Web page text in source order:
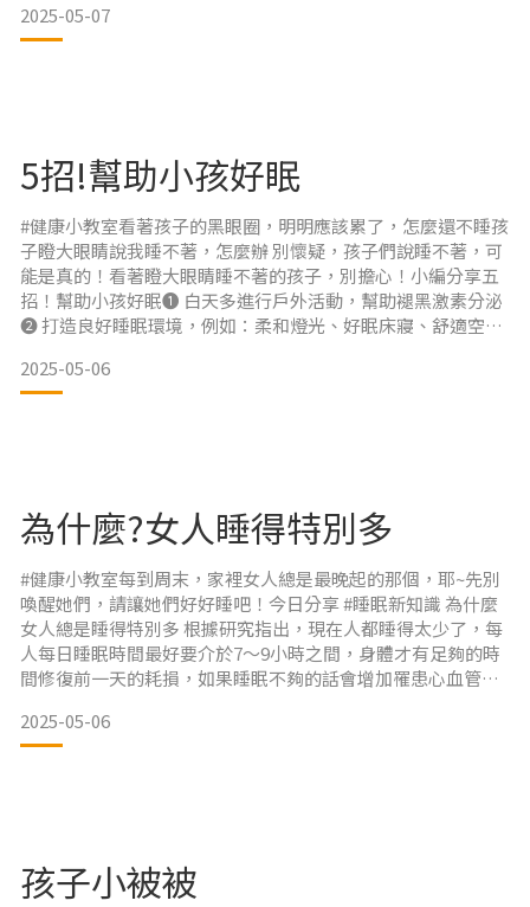
間。而週末和假日雖可以稍微睡晚一點，但勿超過1小時囉。小
孩們的睡眠真是太重要了
2025-05-07
5招!幫助小孩好眠
#健康小教室看著孩子的黑眼圈，明明應該累了，怎麼還不睡孩
子瞪大眼睛說我睡不著，怎麼辦 別懷疑，孩子們說睡不著，可
能是真的！看著瞪大眼睛睡不著的孩子，別擔心！小編分享五
招！幫助小孩好眠❶ 白天多進行戶外活動，幫助褪黑激素分泌
❷ 打造良好睡眠環境，例如：柔和燈光、好眠床寢、舒適空間
藍光影響睡眠品質❺ 培養睡眠儀式，例如洗澡、換衣、刷牙、
床邊故事如果上面秘訣實行了一陣子未見改善，可能需要尋求
2025-05-06
為什麼?女人睡得特別多
#健康小教室每到周末，家裡女人總是最晚起的那個，耶~先別
喚醒她們，請讓她們好好睡吧！今日分享 #睡眠新知識 為什麼
女人總是睡得特別多 根據研究指出，現在人都睡得太少了，每
人每日睡眠時間最好要介於7～9小時之間，身體才有足夠的時
間修復前一天的耗損，如果睡眠不夠的話會增加罹患心血管疾
要的睡眠時間比男性更長，研究顯示女性平均睡眠時間比男性
多20分鐘，是因為一整天下來，#女性的大腦運作更為複雜多
2025-05-06
孩子小被被